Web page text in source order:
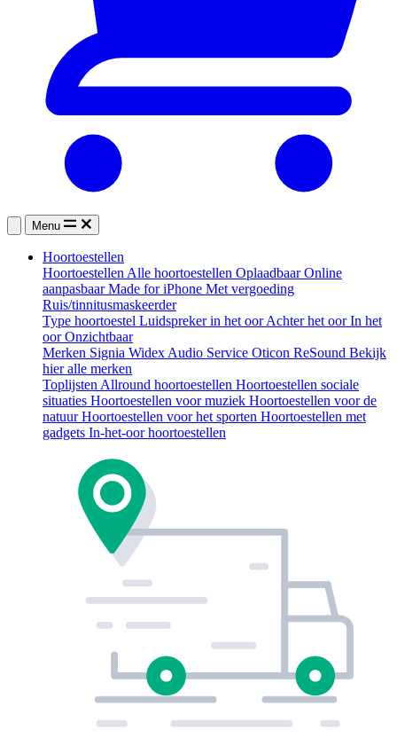
Menu
Hoortoestellen
Hoortoestellen Alle hoortoestellen OplaadbaarOnline
aanpasbaarMade for iPhone Met vergoeding
Ruis/tinnitusmaskeerder
Type hoortoestel Luidspreker in het oorAchter het oorIn het
oorOnzichtbaar
Merken Signia Widex Audio Service Oticon ReSound Bekijk
hier alle merken
Toplijsten Allround hoortoestellen Hoortoestellen sociale
situaties Hoortoestellen voor muziek Hoortoestellen voor de
natuurHoortoestellen voor het sporten Hoortoestellen met
gadgets In-het-oor hoortoestellen